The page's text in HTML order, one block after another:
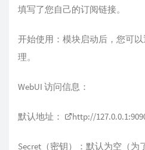
填写了您自己的订阅链接。
开始使用：模块启动后，您可以
理。
WebUI 访问信息：
默认地址： http://
Secret（密钥）：默认为空（